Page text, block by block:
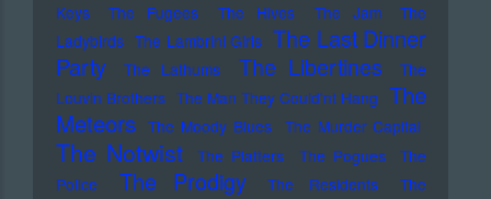
Keys
The Fugees The Hives The Jam
The
Ladybirds The Lambrini Girls The Last Dinner
Party
The Lathums The Libertines
The
Louvin Brothers The Man They Could'nt Hang The
Meteors The Moody Blues The Murder Capital
The Notwist The Platters The Pogues
The
Police
The Prodigy The Residents
The